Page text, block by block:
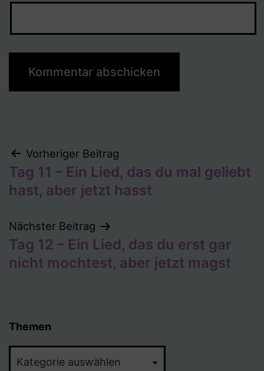
Beitragsnavigation
Vorheriger Beitrag
Tag 11 – Ein Lied, das du mal geliebt
hast, aber jetzt hasst
Nächster Beitrag
Tag 12 – Ein Lied, das du erst gar
nicht mochtest, aber jetzt magst
Themen